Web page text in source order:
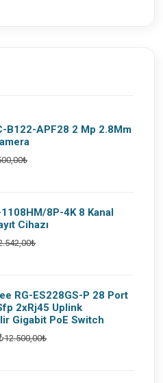
B122-APF28 2 Mp 2.8Mm
8P-4K 8 Kanal
Cihazı
RG-ES228GS-P 28 Port
2xRj45 Uplink
Gigabit PoE Switch
12.500,00₺